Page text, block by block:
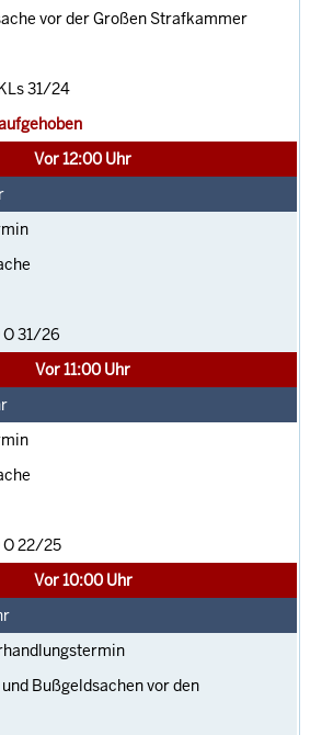
vor der Großen Strafkammer
31/24
Vor 12:00 Uhr
O 31/26
Vor 11:00 Uhr
O 22/25
Vor 10:00 Uhr
Bußgeldsachen vor den